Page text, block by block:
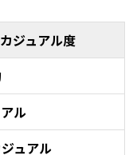
カジュアル度
ル
ュアル